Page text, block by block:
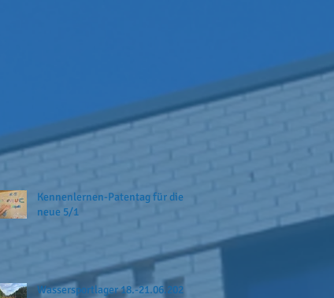
Kennenlernen-Patentag für die
neue 5/1
Wassersportlager 18.-21.06.2026